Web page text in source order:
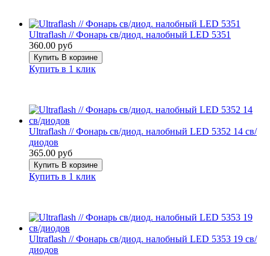
Ultraflash // Фонарь св/диод. налобный LED 5351
360.00 руб
Купить В корзине
Купить в 1 клик
Ultraflash // Фонарь св/диод. налобный LED 5352 14 св/
диодов
365.00 руб
Купить В корзине
Купить в 1 клик
Ultraflash // Фонарь св/диод. налобный LED 5353 19 св/
диодов